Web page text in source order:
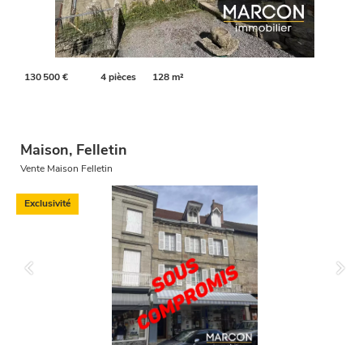
130 500 € 4 pièces 128 m²
Maison, Felletin
Vente Maison Felletin
Exclusivité